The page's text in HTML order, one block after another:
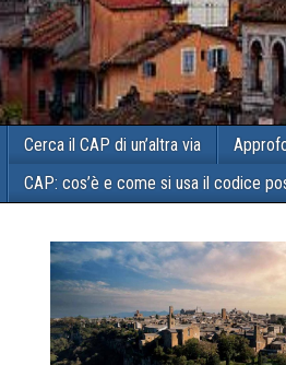
Cerca il CAP di un’altra via
CAP: cos’è e come si usa il codice